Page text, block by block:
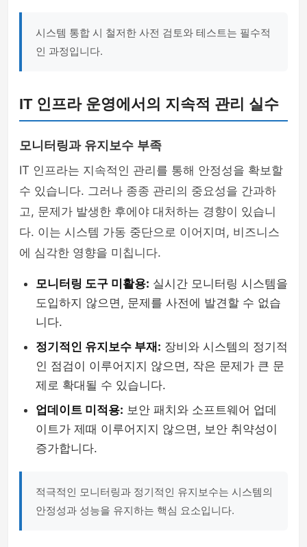
시스템 통합 시 철저한 사전 검토와 테스트는 필수적
인 과정입니다.
IT 인프라 운영에서의 지속적 관리 실수
모니터링과 유지보수 부족
IT 인프라는 지속적인 관리를 통해 안정성을 확보할
수 있습니다. 그러나 종종 관리의 중요성을 간과하
고, 문제가 발생한 후에야 대처하는 경향이 있습니
다. 이는 시스템 가동 중단으로 이어지며, 비즈니스
에 심각한 영향을 미칩니다.
모니터링 도구 미활용: 실시간 모니터링 시스템을
도입하지 않으면, 문제를 사전에 발견할 수 없습
니다.
정기적인 유지보수 부재: 장비와 시스템의 정기적
인 점검이 이루어지지 않으면, 작은 문제가 큰 문
제로 확대될 수 있습니다.
업데이트 미적용: 보안 패치와 소프트웨어 업데
이트가 제때 이루어지지 않으면, 보안 취약성이
증가합니다.
적극적인 모니터링과 정기적인 유지보수는 시스템의
안정성과 성능을 유지하는 핵심 요소입니다.